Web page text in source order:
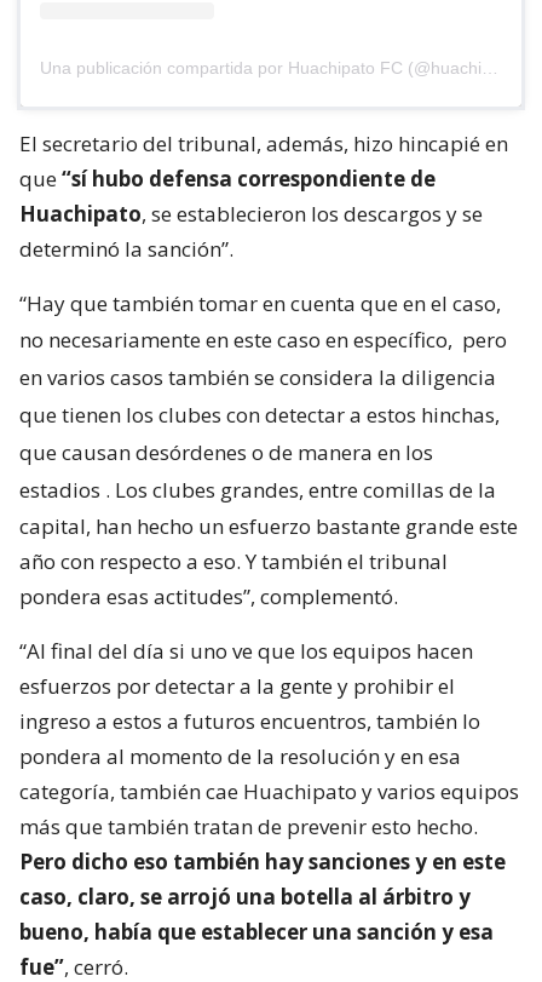
El secretario del tribunal, además, hizo hincapié en
que“sí hubo defensa correspondiente de
Huachipato, se establecieron los descargos y se
determinó la sanción”.
“Hay que también tomar en cuenta que en el caso,
no necesariamente en este caso en específico, pero
en varios casos también se considera la diligencia
que tienen los clubes con detectar a estos hinchas,
que causan desórdenes o de manera en los
estadios . Los clubes grandes, entre comillas de la
capital, han hecho un esfuerzo bastante grande este
año con respecto a eso. Y también el tribunal
pondera esas actitudes”, complementó.
“Al final del día si uno ve que los equipos hacen
esfuerzos por detectar a la gente y prohibir el
ingreso a estos a futuros encuentros, también lo
pondera al momento de la resolución y en esa
categoría, también cae Huachipato y varios equipos
más que también tratan de prevenir esto hecho.
Pero dicho eso también hay sanciones y en este
caso, claro, se arrojó una botella al árbitro y
bueno, había que establecer una sanción y esa
fue”, cerró.